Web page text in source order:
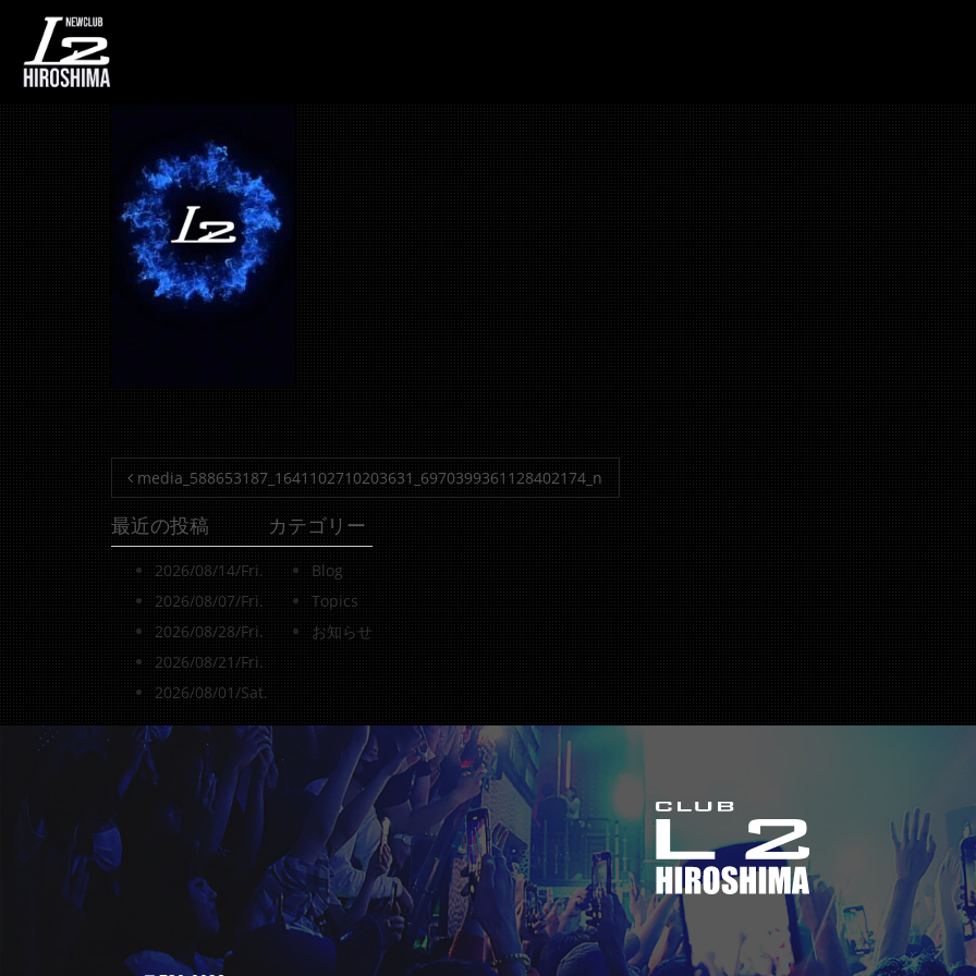
投稿ナビゲーション
media_588653187_1641102710203631_6970399361128402174_n
最近の投稿
2026/08/14/Fri.
2026/08/07/Fri.
2026/08/28/Fri.
2026/08/21/Fri.
2026/08/01/Sat.
カテゴリー
Blog
Topics
お知らせ